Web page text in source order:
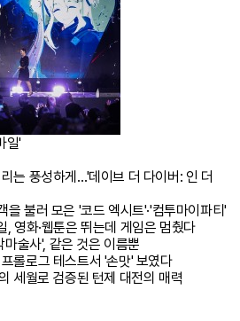
일'
는 풍성하게…'데이브 더 다이버: 인 더
불러 모은 '코드 엑시트'·'컴투마이파티'
영화·웹툰은 뛰는데 게임은 멈췄다
술사', 같은 것은 이름뿐
롤로그 테스트서 '손맛' 보였다
세월로 검증된 턴제 대전의 매력